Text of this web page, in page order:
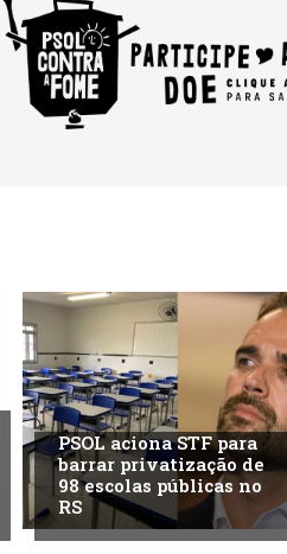
PSOL aciona STF para
barrar privatização de
98 escolas públicas no
RS